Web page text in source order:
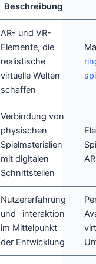
Beschreibung
AR- und VR-
Elemente, die
realistische
virtuelle Welten
schaffen
Verbindung von
physischen
Spielmaterialien
mit digitalen
Schnittstellen
Nutzererfahrung
und -interaktion
im Mittelpunkt
der Entwicklung